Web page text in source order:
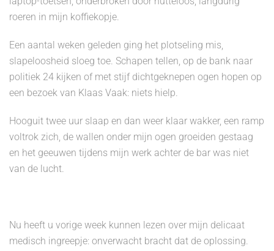
roeren in mijn koffiekopje.
Een aantal weken geleden ging het plotseling mis,
slapeloosheid sloeg toe. Schapen tellen, op de bank naar
politiek 24 kijken of met stijf dichtgeknepen ogen hopen op
een bezoek van Klaas Vaak: niets hielp.
Hooguit twee uur slaap en dan weer klaar wakker, een ramp
voltrok zich, de wallen onder mijn ogen groeiden gestaag
en het geeuwen tijdens mijn werk achter de bar was niet
van de lucht.
Nu heeft u vorige week kunnen lezen over mijn delicaat
medisch ingreepje: onverwacht bracht dat de oplossing.